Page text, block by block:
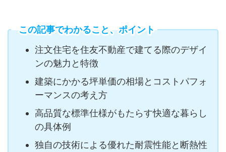
この記事でわかること、ポイント
注文住宅を住友不動産で建てる際のデザイ
ンの魅力と特徴
建築にかかる坪単価の相場とコストパフォ
ーマンスの考え方
高品質な標準仕様がもたらす快適な暮らし
の具体例
独自の技術による優れた耐震性能と断熱性